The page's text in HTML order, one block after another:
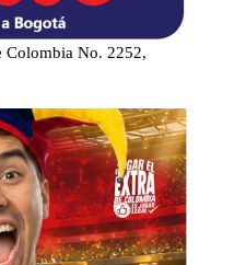
Colombia No. 2252,